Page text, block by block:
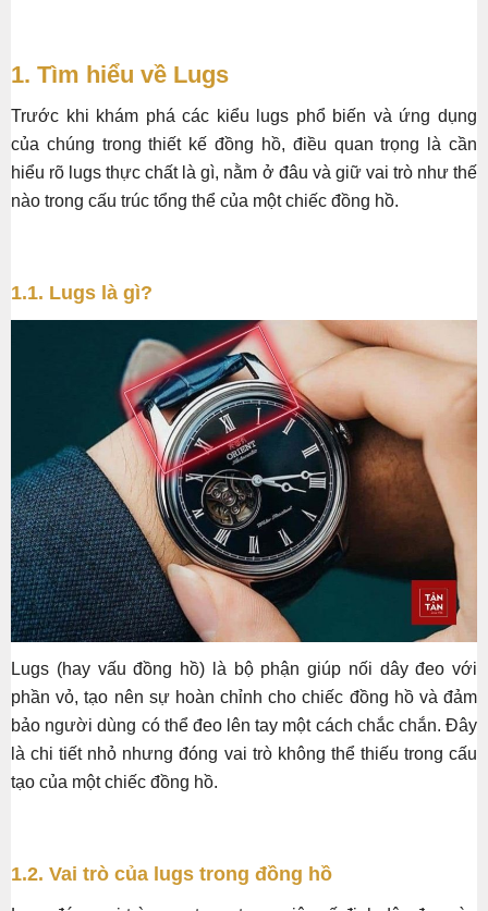
1. Tìm hiểu về Lugs
Trước khi khám phá các kiểu lugs phổ biến và ứng dụng
của chúng trong thiết kế đồng hồ, điều quan trọng là cần
hiểu rõ lugs thực chất là gì, nằm ở đâu và giữ vai trò như thế
nào trong cấu trúc tổng thể của một chiếc đồng hồ.
1.1. Lugs là gì?
Lugs (hay vấu đồng hồ) là bộ phận giúp nối dây đeo với
phần vỏ, tạo nên sự hoàn chỉnh cho chiếc đồng hồ và đảm
bảo người dùng có thể đeo lên tay một cách chắc chắn. Đây
là chi tiết nhỏ nhưng đóng vai trò không thể thiếu trong cấu
tạo của một chiếc đồng hồ.
1.2. Vai trò của lugs trong đồng hồ